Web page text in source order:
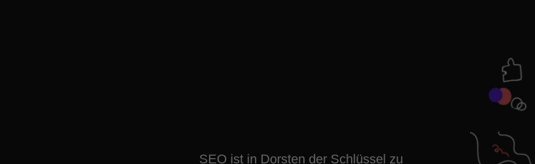
SEO ist in Dorsten der Schlüssel zu